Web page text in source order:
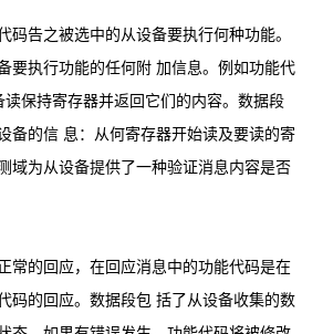
码告之被选中的从设备要执行何种功能。
要执行功能的任何附加信息。例如功能代
读保持寄存器并返回它们的内容。数据段
备的信 息：从何寄存器开始读及要读的寄
域为从设备提供了一种验证消息内容是否
常的回应，在回应消息中的功能代码是在
码的回应。数据段包括了从设备收集的数